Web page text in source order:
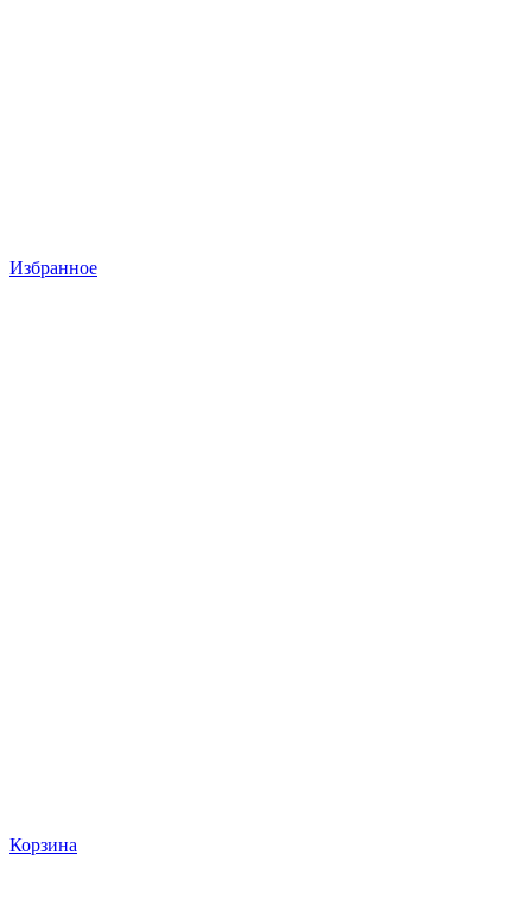
Избранное
Корзина